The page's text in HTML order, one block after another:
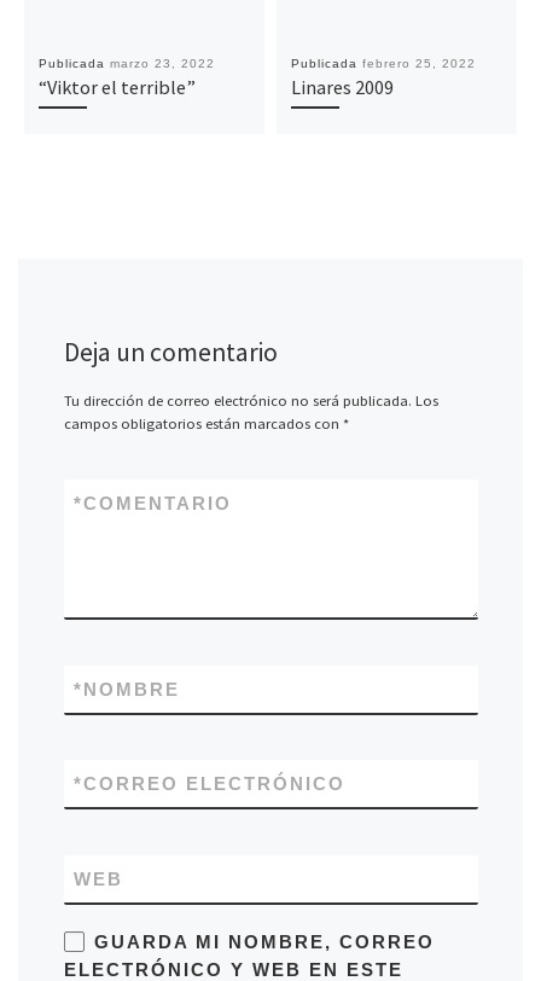
Publicada marzo 23, 2022
“Viktor el terrible”
Publicada febrero 25, 2022
Linares 2009
Deja un comentario
Tu dirección de correo electrónico no será publicada. Los
campos obligatorios están marcados con *
COMENTARIO
*
NOMBRE
*
CORREO ELECTRÓNICO
*
WEB
GUARDA MI NOMBRE, CORREO
ELECTRÓNICO Y WEB EN ESTE